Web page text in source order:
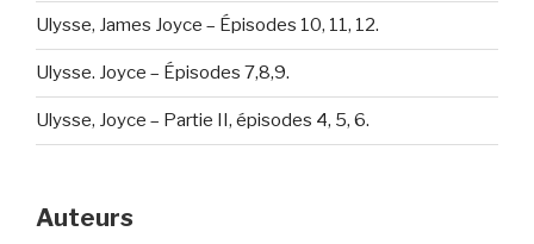
Ulysse, James Joyce – Épisodes 10, 11, 12.
Ulysse. Joyce – Épisodes 7,8,9.
Ulysse, Joyce – Partie II, épisodes 4, 5, 6.
Auteurs